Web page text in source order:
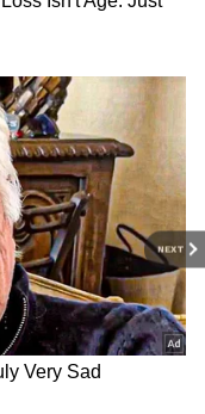
NEXT
சுமார் 30
காத்தை
இப்படி
பூமியை
அதனாலதான்